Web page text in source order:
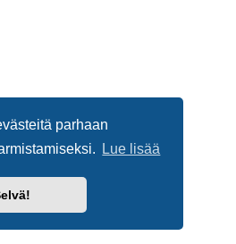
parhaan
Lue lisää